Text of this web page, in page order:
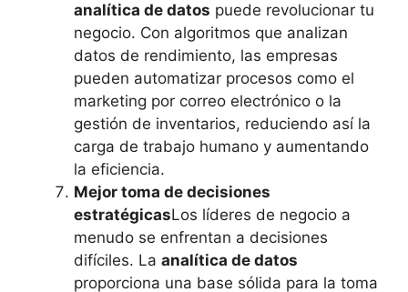
analítica de datos puede revolucionar tu
negocio. Con algoritmos que analizan
datos de rendimiento, las empresas
pueden automatizar procesos como el
marketing por correo electrónico o la
gestión de inventarios, reduciendo así la
carga de trabajo humano y aumentando
la eficiencia.
Mejor toma de decisiones
estratégicasLos líderes de negocio a
menudo se enfrentan a decisiones
difíciles. La analítica de datos
proporciona una base sólida para la toma